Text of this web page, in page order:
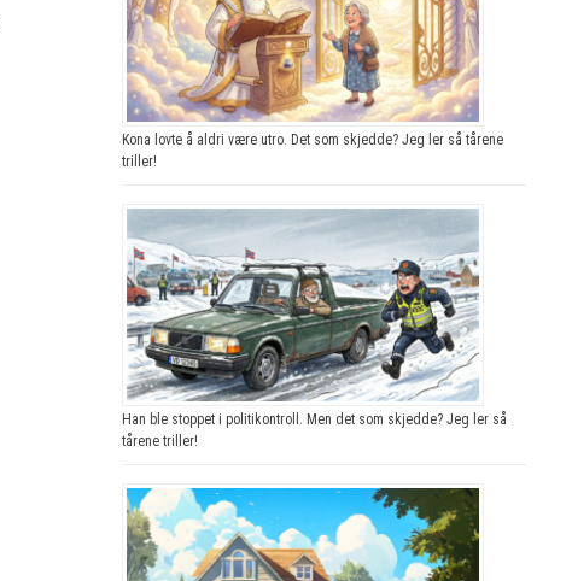
Kona lovte å aldri være utro. Det som skjedde? Jeg ler så tårene
triller!
Han ble stoppet i politikontroll. Men det som skjedde? Jeg ler så
tårene triller!